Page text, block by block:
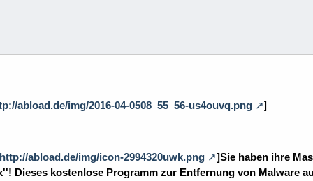
abload.de/img/2016-04-0508_55_56-us4ouvq.png ]
http://abload.de/img/icon-2994320uwk.png
]Sie haben ihre
Dieses kostenlose Programm zur Entfernung von Malware